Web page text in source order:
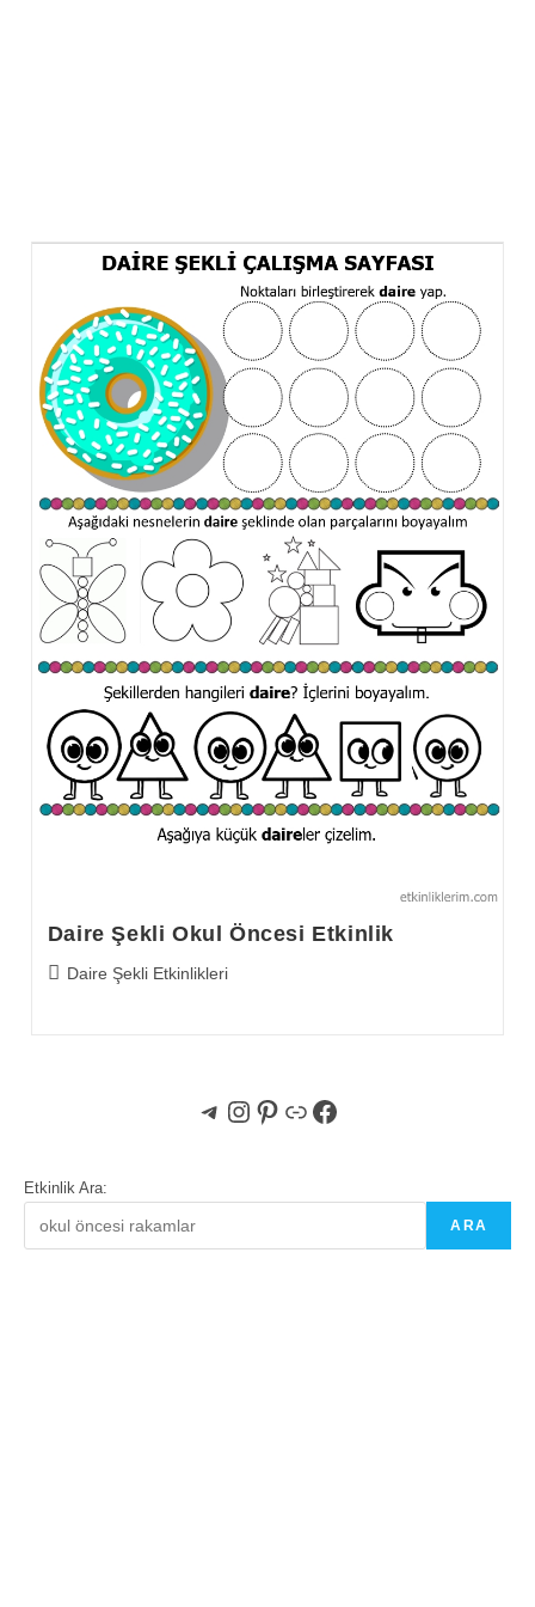
Daire Şekli Okul Öncesi Etkinlik
PostDaire Şekli Etkinlikleri
Telegram
Instagram
Pinterest
BağlantıFacebook
Etkinlik Ara:
ARA